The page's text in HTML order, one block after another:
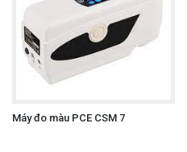
Máy đo màu PCE CSM 7